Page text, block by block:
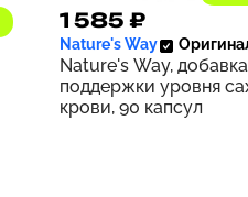
1 585 ₽
Nature's Way
Nature's Way,
поддержки уровня
крови, 90 капсул